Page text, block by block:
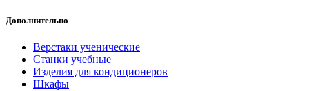
Дополнительно
Верстаки ученические
Станки учебные
Изделия для кондиционеров
Шкафы